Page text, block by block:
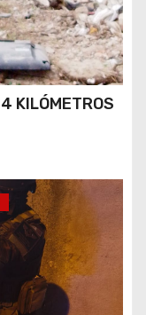
KILÓMETROS